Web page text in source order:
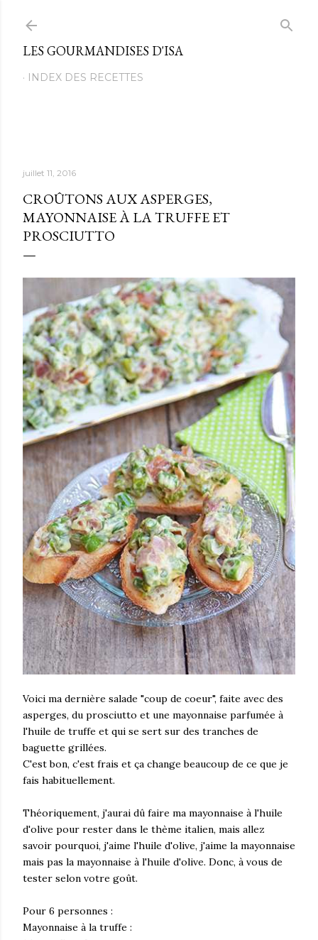
LES GOURMANDISES D'ISA
INDEX DES RECETTES
juillet 11, 2016
CROÛTONS AUX ASPERGES,
MAYONNAISE À LA TRUFFE ET
PROSCIUTTO
Voici ma dernière salade "coup de coeur", faite avec des
asperges, du prosciutto et une mayonnaise parfumée à
l'huile de truffe et qui se sert sur des tranches de
baguette grillées.
C'est bon, c'est frais et ça change beaucoup de ce que je
fais habituellement.
Théoriquement, j'aurai dû faire ma mayonnaise à l'huile
d'olive pour rester dans le thème italien, mais allez
savoir pourquoi, j'aime l'huile d'olive, j'aime la mayonnaise
mais pas la mayonnaise à l'huile d'olive. Donc, à vous de
tester selon votre goût.
Pour 6 personnes :
Mayonnaise à la truffe :